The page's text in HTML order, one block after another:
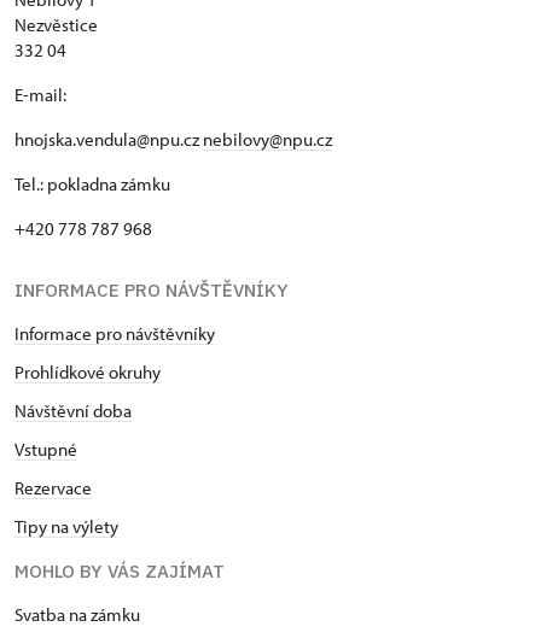
Nezvěstice
332 04
E-mail:
hnojska.vendula@npu.cznebilovy@npu.cz
Tel.: pokladna zámku
+420 778 787 968
INFORMACE PRO NÁVŠTĚVNÍKY
Informace pro návštěvníky
Prohlídkové okruhy
Návštěvní doba
Vstupné
Rezervace
Tipy na výlety
MOHLO BY VÁS ZAJÍMAT
Svatba na zámku